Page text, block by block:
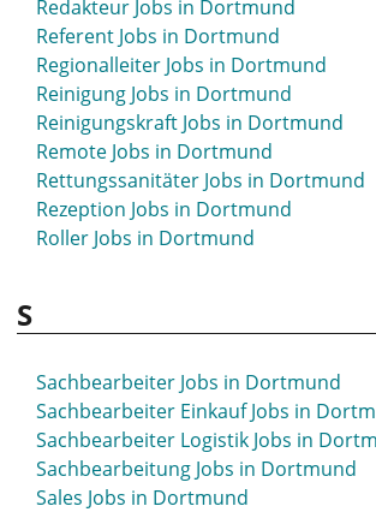
Programm Management Jobs in
Projektingenieur Jobs in Dortmund
Projektleiter Jobs in Dortmund
Projektleitung Jobs in Dortmund
Projektmanagement Jobs in Dortmund
Projektmanager Jobs in Dortmund
Promoterin Jobs in Dortmund
Psychologe Jobs in Dortmund
Psychologie Jobs in Dortmund
Redakteur Jobs in Dortmund
Referent Jobs in Dortmund
Regionalleiter Jobs in Dortmund
Reinigung Jobs in Dortmund
Reinigungskraft Jobs in Dortmund
Remote Jobs in Dortmund
Rettungssanitäter Jobs in Dortmund
Rezeption Jobs in Dortmund
Roller Jobs in Dortmund
S
Sachbearbeiter Jobs in Dortmund
Sachbearbeiter Einkauf Jobs in
Sachbearbeiter Logistik Jobs in
Sachbearbeitung Jobs in Dortmund
Sales Jobs in Dortmund